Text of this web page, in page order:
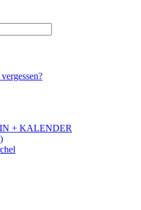
+ KALENDER